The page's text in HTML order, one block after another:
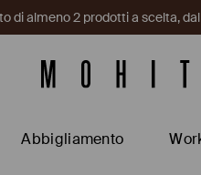
di almeno 2 prodotti a scelta,
Abbigliamento